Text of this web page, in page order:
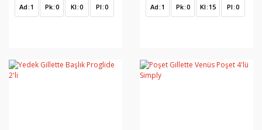
Ad 1 Pk 0 Kl 0 Pl 0 Ad 1 Pk 0 Kl 15 Pl 0